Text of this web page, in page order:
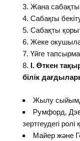
Жана сабақты
Сабақгы
Сабақты
Жеке
Үйге
I.Өткен
білік
Жылу
Румфорд,
зертгеудегі ролі
Майер және